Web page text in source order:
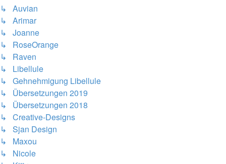
↳ Auvian
↳ Arimar
↳ Joanne
↳ RoseOrange
↳ Raven
↳ Libellule
↳ Gehnehmigung Libellule
↳ Übersetzungen 2019
↳ Übersetzungen 2018
↳ Creative-Designs
↳ Sjan Design
↳ Maxou
↳ Nicole